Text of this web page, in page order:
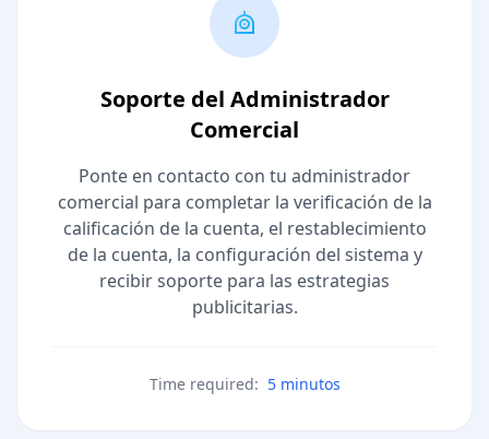
Soporte del Administrador
Comercial
Ponte en contacto con tu administrador
comercial para completar la verificación de la
calificación de la cuenta, el restablecimiento
de la cuenta, la configuración del sistema y
recibir soporte para las estrategias
publicitarias.
Time required: 5 minutos